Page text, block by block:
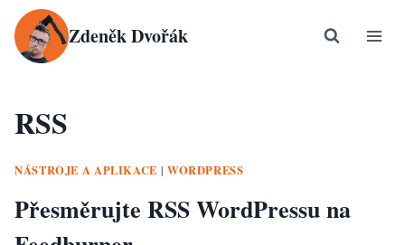
Přeskočit
obsah
Zdeněk Dvořák
RSS
NÁSTROJE A APLIKACE | WORDPRESS
Přesměrujte RSS WordPressu na